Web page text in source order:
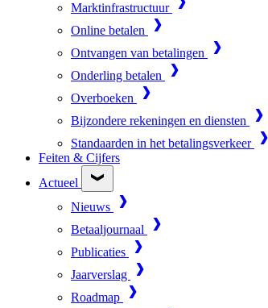
Marktinfrastructuur
Online betalen
Ontvangen van betalingen
Onderling betalen
Overboeken
Bijzondere rekeningen en diensten
Standaarden in het betalingsverkeer
Feiten & Cijfers
Actueel
Nieuws
Betaaljournaal
Publicaties
Jaarverslag
Roadmap